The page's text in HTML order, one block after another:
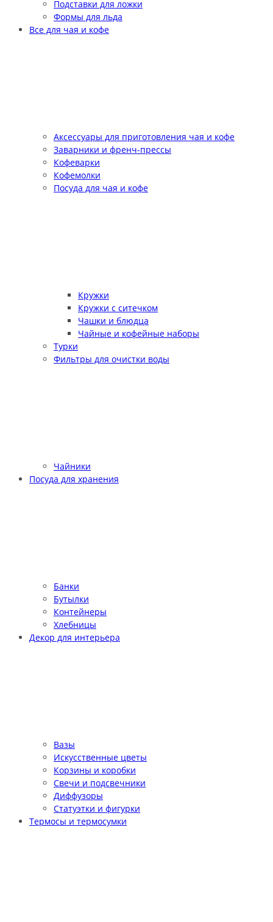
Подставки для ложки
Формы для льда
Все для чая и кофе
Аксессуары для приготовления чая и кофе
Заварники и френч-прессы
Кофеварки
Кофемолки
Посуда для чая и кофе
Кружки
Кружки с ситечком
Чашки и блюдца
Чайные и кофейные наборы
Турки
Фильтры для очистки воды
Чайники
Посуда для хранения
Банки
Бутылки
Контейнеры
Хлебницы
Декор для интерьера
Вазы
Искусственные цветы
Корзины и коробки
Свечи и подсвечники
Диффузоры
Статуэтки и фигурки
Термосы и термосумки